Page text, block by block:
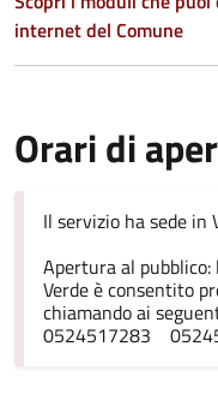
internet del Comune
Orari di
Il servizio ha sede
Apertura al pubblico:
Verde è consentito
chiamando ai
0524517283